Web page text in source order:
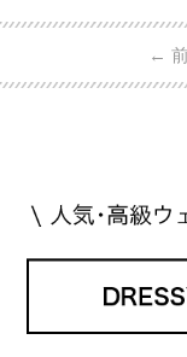
なの
は、
←